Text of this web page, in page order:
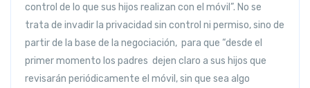
control de lo que sus hijos realizan con el móvil”. No se
trata de invadir la privacidad sin control ni permiso, sino de
partir de la base de la negociación, para que “desde el
primer momento los padres dejen claro a sus hijos que
revisarán periódicamente el móvil, sin que sea algo